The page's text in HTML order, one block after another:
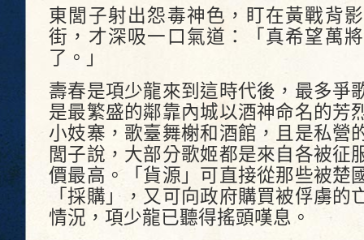
東閭子射出怨毒神色，盯在黃戰背
街，才深吸一口氣道：「真希望萬
了。」
壽春是項少龍來到這時代後，最多爭
是最繁盛的鄰靠內城以酒神命名的芳
小妓寨，歌臺舞榭和酒館，且是私營
閭子說，大部分歌姬都是來自各被征
價最高。「貨源」可直接從那些被楚
「採購」，又可向政府購買被俘虜的
情況，項少龍已聽得搖頭嘆息。